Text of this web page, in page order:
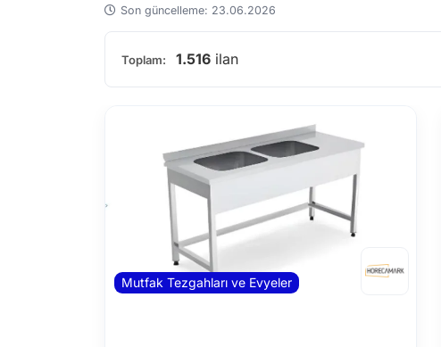
Son güncelleme: 23.06.2026
Toplam: 1.516 ilan
Mutfak Tezgahları ve Evyeler